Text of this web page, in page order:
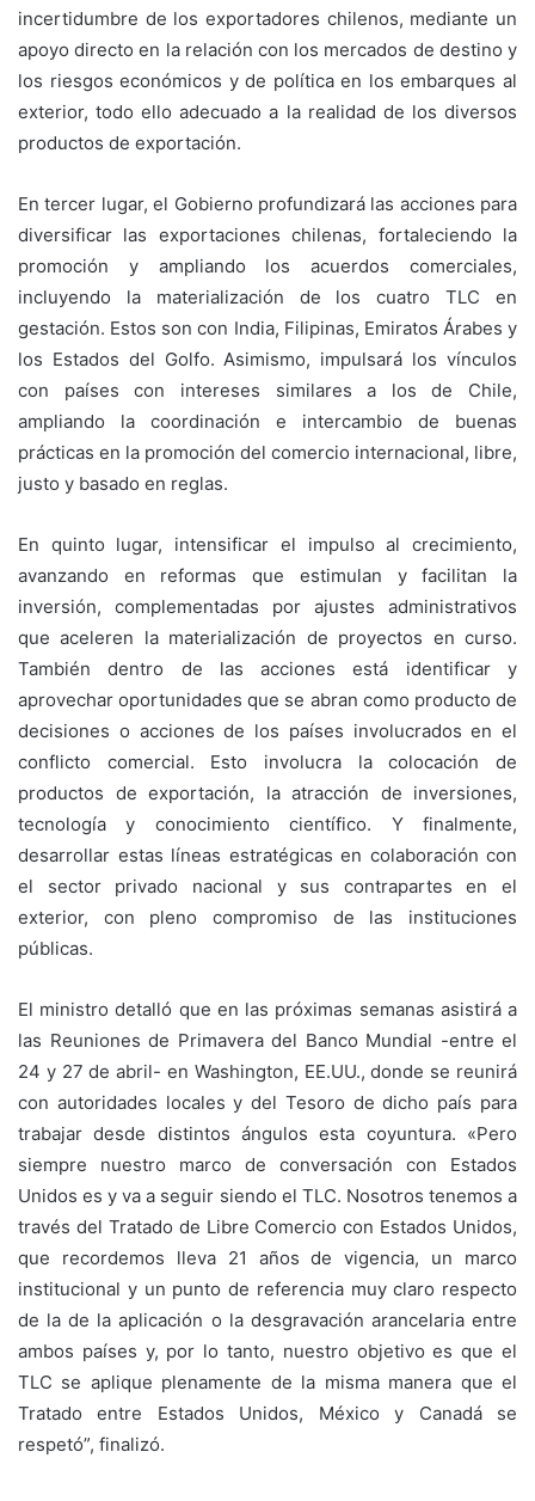
incertidumbre de los exportadores chilenos, mediante un
apoyo directo en la relación con los mercados de destino y
los riesgos económicos y de política en los embarques al
exterior, todo ello adecuado a la realidad de los diversos
productos de exportación.
En tercer lugar, el Gobierno profundizará las acciones para
diversificar las exportaciones chilenas, fortaleciendo la
promoción y ampliando los acuerdos comerciales,
incluyendo la materialización de los cuatro TLC en
gestación. Estos son con India, Filipinas, Emiratos Árabes y
los Estados del Golfo. Asimismo, impulsará los vínculos
con países con intereses similares a los de Chile,
ampliando la coordinación e intercambio de buenas
prácticas en la promoción del comercio internacional, libre,
justo y basado en reglas.
En quinto lugar, intensificar el impulso al crecimiento,
avanzando en reformas que estimulan y facilitan la
inversión, complementadas por ajustes administrativos
que aceleren la materialización de proyectos en curso.
También dentro de las acciones está identificar y
aprovechar oportunidades que se abran como producto de
decisiones o acciones de los países involucrados en el
conflicto comercial. Esto involucra la colocación de
productos de exportación, la atracción de inversiones,
tecnología y conocimiento científico. Y finalmente,
desarrollar estas líneas estratégicas en colaboración con
el sector privado nacional y sus contrapartes en el
exterior, con pleno compromiso de las instituciones
públicas.
El ministro detalló que en las próximas semanas asistirá a
las Reuniones de Primavera del Banco Mundial -entre el
24 y 27 de abril- en Washington, EE.UU., donde se reunirá
con autoridades locales y del Tesoro de dicho país para
trabajar desde distintos ángulos esta coyuntura. «Pero
siempre nuestro marco de conversación con Estados
Unidos es y va a seguir siendo el TLC. Nosotros tenemos a
través del Tratado de Libre Comercio con Estados Unidos,
que recordemos lleva 21 años de vigencia, un marco
institucional y un punto de referencia muy claro respecto
de la de la aplicación o la desgravación arancelaria entre
ambos países y, por lo tanto, nuestro objetivo es que el
TLC se aplique plenamente de la misma manera que el
Tratado entre Estados Unidos, México y Canadá se
respetó”, finalizó.